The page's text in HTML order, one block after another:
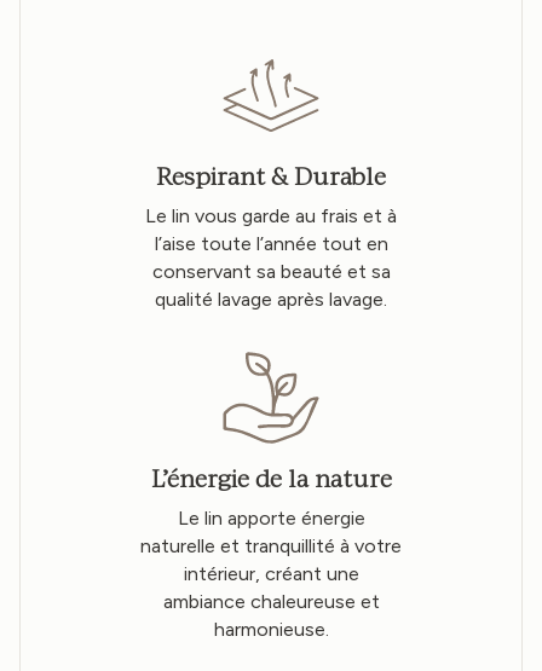
Respirant & Durable
Le lin vous garde au frais et à
l’aise toute l’année tout en
conservant sa beauté et sa
qualité lavage après lavage.
L’énergie de la nature
Le lin apporte énergie
naturelle et tranquillité à votre
intérieur, créant une
ambiance chaleureuse et
harmonieuse.